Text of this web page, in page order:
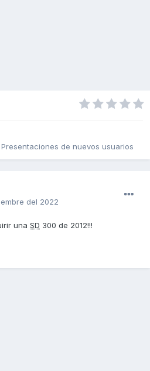
Presentaciones de nuevos usuarios
del 2022
una SD 300 de 2012!!!